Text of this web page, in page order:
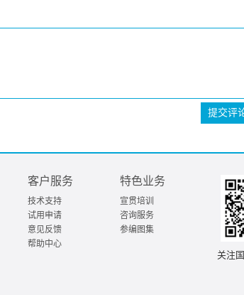
提交评
客户服务
技术支持
试用申请
意见反馈
帮助中心
特色业务
宣贯培训
咨询服务
参编图集
关注